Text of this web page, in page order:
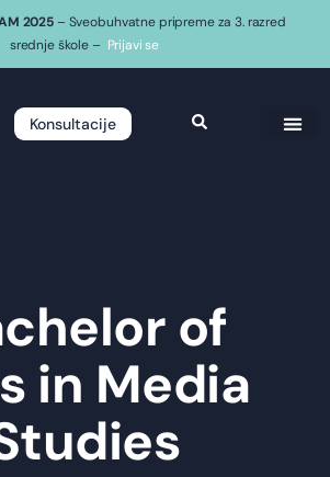
2025 – Sveobuhvatne pripreme za 3. razred
srednje škole – Prijavi se
Konsultacije
of
in Media